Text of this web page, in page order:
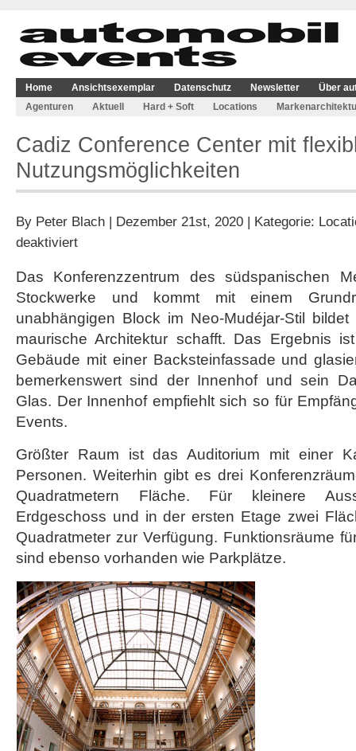
Home Ansichtsexemplar Datenschutz Newsletter
Über
Agenturen
Aktuell Hard + Soft Locations
Cadiz Conference Center mit
Nutzungsmöglichkeiten
By Peter Blach | Dezember 21st, 2020 | Kategorie:
deaktiviertfür
Center
mit
Nutzungsmöglichkeiten
Das Konferenzzentrum des südspanischen
Stockwerke und kommt mit einem
unabhängigen Block im Neo-Mudéjar-Stil
maurische Architektur schafft. Das Ergebnis
Gebäude mit einer Backsteinfassade und
bemerkenswert sind der Innenhof und sein
Glas. Der Innenhof empfiehlt sich so für
Events.
Größter Raum ist das Auditorium mit einer
Personen. Weiterhin gibt es drei
Quadratmetern Fläche. Für kleinere
Erdgeschoss und in der ersten Etage zwei
Quadratmeter zur Verfügung. Funktionsräume
sind ebenso vorhanden wie Parkplätze.